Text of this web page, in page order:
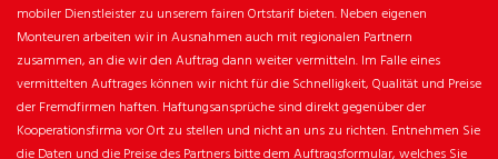
mobiler Dienstleister zu unserem fairen Ortstarif bieten. Neben eigenen
Monteuren arbeiten wir in Ausnahmen auch mit regionalen Partnern
zusammen, an die wir den Auftrag dann weiter vermitteln. Im Falle eines
vermittelten Auftrages können wir nicht für die Schnelligkeit, Qualität und Preise
der Fremdfirmen haften. Haftungsansprüche sind direkt gegenüber der
Kooperationsfirma vor Ort zu stellen und nicht an uns zu richten. Entnehmen Sie
die Daten und die Preise des Partners bitte dem Auftragsformular, welches Sie